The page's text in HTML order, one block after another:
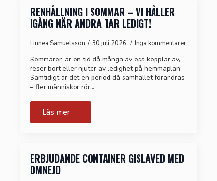
RENHÅLLNING I SOMMAR – VI HÅLLER
IGÅNG NÄR ANDRA TAR LEDIGT!
Linnea Samuelsson 30 juli 2026 Inga kommentarer
Sommaren är en tid då många av oss kopplar av,
reser bort eller njuter av ledighet på hemmaplan.
Samtidigt är det en period då samhället förändras
– fler människor rör…
Läs mer
ERBJUDANDE CONTAINER GISLAVED MED
OMNEJD